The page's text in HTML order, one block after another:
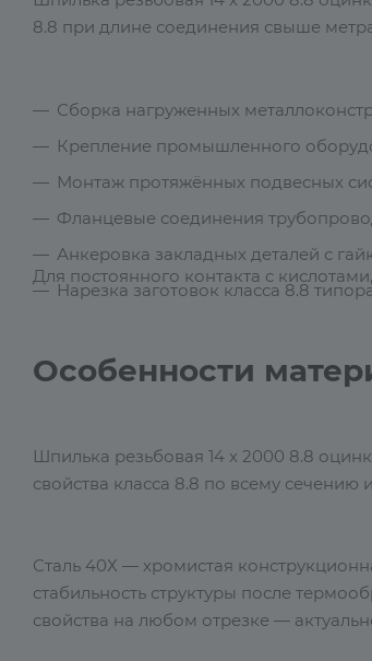
8.8 при длине соединения свыше
Сборка нагруженных
Крепление промышленного
Монтаж протяжённых подвесных
Фланцевые соединения
Анкеровка закладных деталей с
Нарезка заготовок класса 8.8
Для постоянного контакта с
Особенности
Шпилька резьбовая 14 х 2000 8.8
свойства класса 8.8 по всему сечению
Сталь 40Х — хромистая
стабильность структуры после
свойства на любом отрезке —